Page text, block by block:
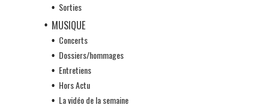
Sorties
MUSIQUE
Concerts
Dossiers/hommages
Entretiens
Hors Actu
La vidéo de la semaine